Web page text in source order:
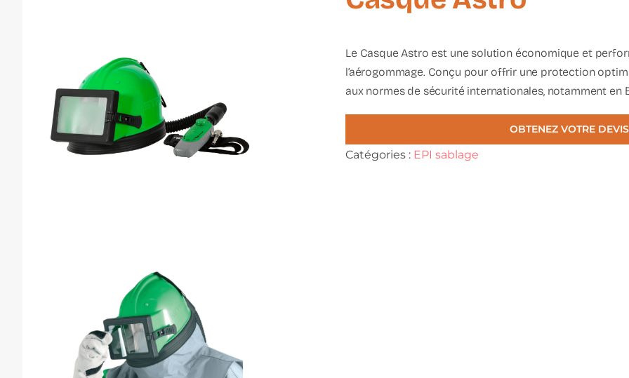
Le Casque Astro est une solution économique et
l’aérogommage. Conçu pour offrir une protection
aux normes de sécurité internationales, notamment en
OBTENEZ VOTRE
Catégories : EPI sablage